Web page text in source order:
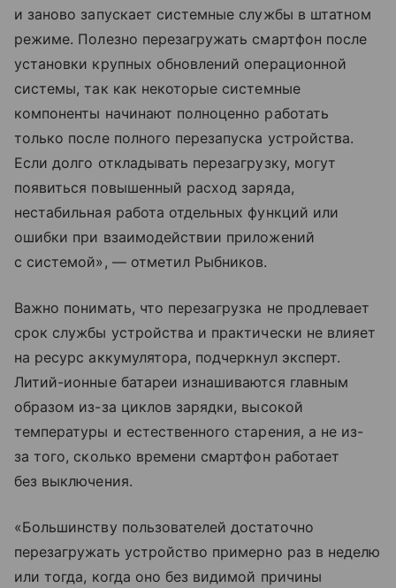
и заново запускает системные службы в штатном
режиме. Полезно перезагружать смартфон после
установки крупных обновлений операционной
системы, так как некоторые системные
компоненты начинают полноценно работать
только после полного перезапуска устройства.
Если долго откладывать перезагрузку, могут
появиться повышенный расход заряда,
нестабильная работа отдельных функций или
ошибки при взаимодействии приложений
с системой», — отметил Рыбников.
Важно понимать, что перезагрузка не продлевает
срок службы устройства и практически не влияет
на ресурс аккумулятора, подчеркнул эксперт.
Литий-ионные батареи изнашиваются главным
образом из-за циклов зарядки, высокой
температуры и естественного старения, а не из-
за того, сколько времени смартфон работает
без выключения.
«Большинству пользователей достаточно
перезагружать устройство примерно раз в неделю
или тогда, когда оно без видимой причины